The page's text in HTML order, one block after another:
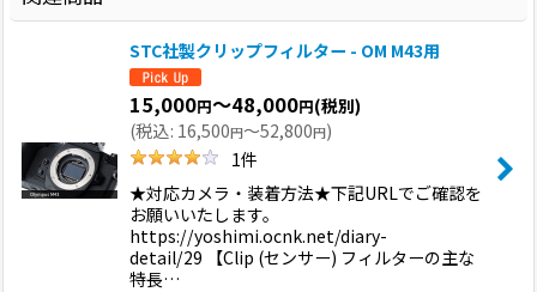
STC社製クリップフィルター - OM M43用
15,000円～48,000円(税別)
(税込: 16,500円～52,800円)
1件
★対応カメラ・装着方法★下記URLでご確認を
お願いいたします。
https://yoshimi.ocnk.net/diary-
detail/29 【Clip (センサー) フィルターの主な
特長…